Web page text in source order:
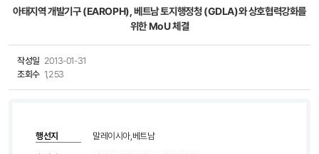
복사
아태지역 개발기구 (EAROPH), 베트남 토지행정청 (GDLA)와 상호협력강화를
위한 MoU 체결
작성일 2013-01-31
조회수 1,253
행선지 말레이시아,베트남